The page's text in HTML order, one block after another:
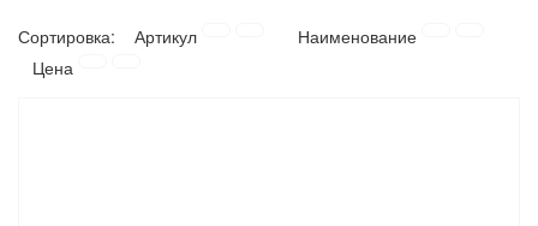
ЛАКОКРАСОЧНЫЕ МАТЕРИАЛЫ
Сортировка: Артикул
Наименование
Цена